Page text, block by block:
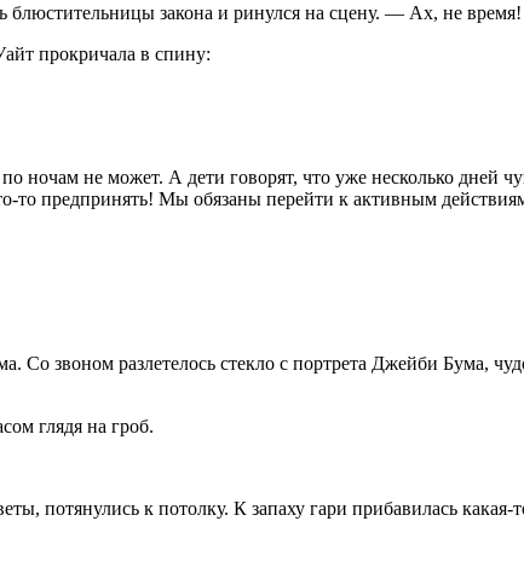
закона и ринулся на сцену. — Ах, не время!
прокричала в спину:
не может. А дети говорят, что уже несколько дней
предпринять! Мы обязаны перейти к активным
Со звоном разлетелось стекло с портрета Джейби Бума,
глядя на гроб.
потянулись к потолку. К запаху гари прибавилась какая-